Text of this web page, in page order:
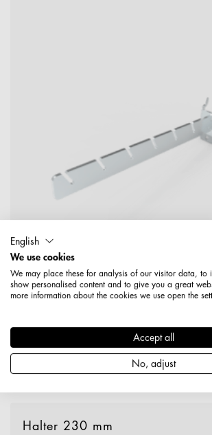
Halter 240 mm mit Klappverschluss
Produktdetails
Halter 230 mm
English
We use cookies
We may place these for analysis of our visitor data, to
show personalised content and to give you a great
more information about the cookies we use open the
Accept all
No, adjust